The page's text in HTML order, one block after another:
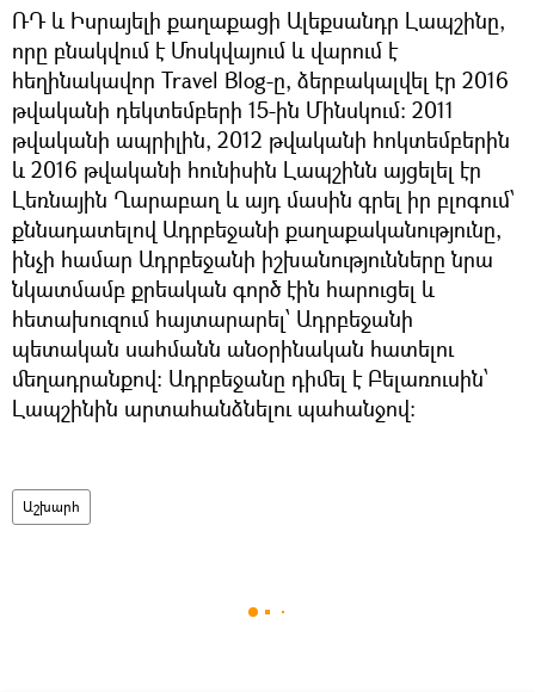
ՌԴ և Իսրայելի քաղաքացի Ալեքսանդր Լապշինը,
որը բնակվում է Մոսկվայում և վարում է
հեղինակավոր Travel Blog-ը, ձերբակալվել էր 2016
թվականի դեկտեմբերի 15-ին Մինսկում: 2011
թվականի ապրիլին, 2012 թվականի հոկտեմբերին
և 2016 թվականի հունիսին Լապշինն այցելել էր
Լեռնային Ղարաբաղ և այդ մասին գրել իր բլոգում՝
քննադատելով Ադրբեջանի քաղաքականությունը,
ինչի համար Ադրբեջանի իշխանությունները նրա
նկատմամբ քրեական գործ էին հարուցել և
հետախուզում հայտարարել՝ Ադրբեջանի
պետական սահմանն անօրինական հատելու
մեղադրանքով: Ադրբեջանը դիմել է Բելառուսին՝
Լապշինին արտահանձնելու պահանջով:
Աշխարհ